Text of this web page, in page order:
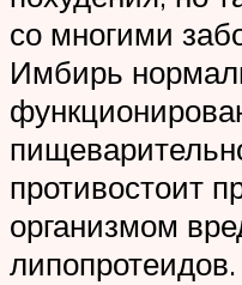
со многими
Имбирь
противостоит
организмом
липопротеидов.